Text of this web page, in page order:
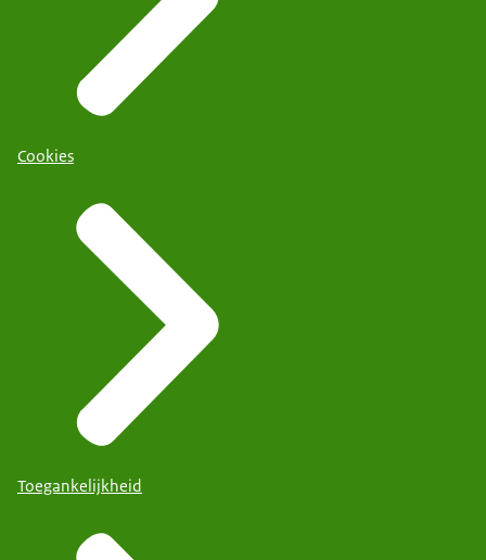
Cookies
Toegankelijkheid